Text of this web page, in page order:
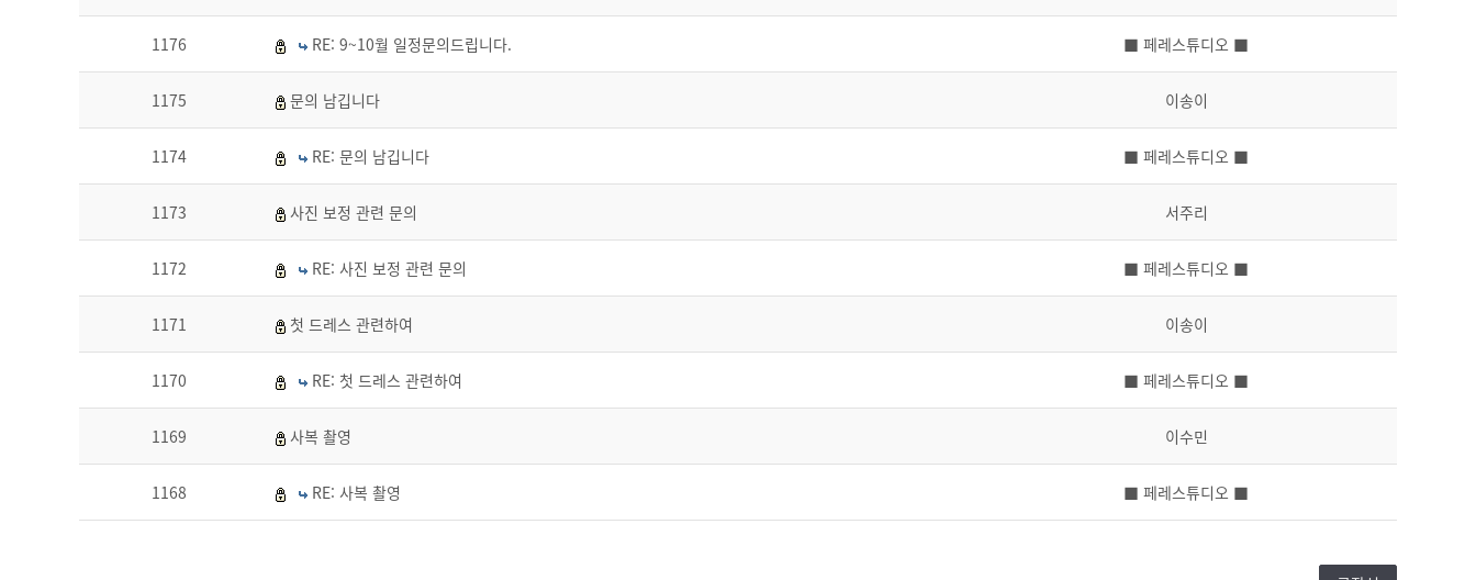
1176 RE: 9~10월 일정문의드립니다. ■ 페레스튜디오 ■
1175 문의 남깁니다 이송이
1174 RE: 문의 남깁니다 ■ 페레스튜디오 ■
1173 사진 보정 관련 문의 서주리
1172 RE: 사진 보정 관련 문의 ■ 페레스튜디오 ■
1171 첫 드레스 관련하여 이송이
1170 RE: 첫 드레스 관련하여 ■ 페레스튜디오 ■
1169 사복 촬영 이수민
1168 RE: 사복 촬영 ■ 페레스튜디오 ■